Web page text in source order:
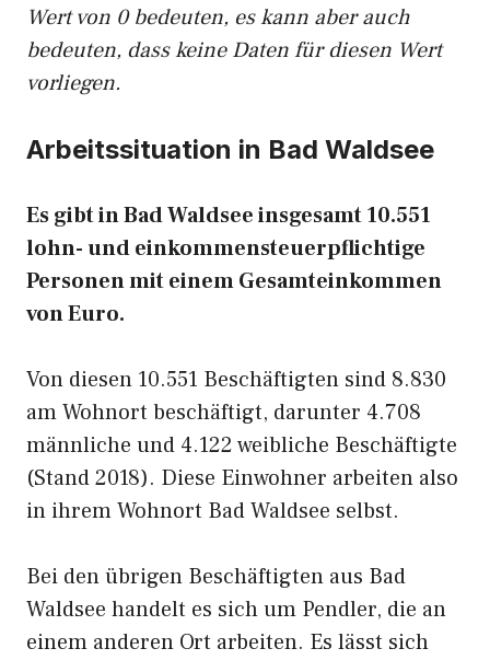
Wert von 0 bedeuten, es kann aber auch
bedeuten, dass keine Daten für diesen Wert
vorliegen.
Arbeitssituation in Bad Waldsee
Es gibt in Bad Waldsee insgesamt 10.551
lohn- und einkommensteuerpflichtige
Personen mit einem Gesamteinkommen
von Euro.
Von diesen 10.551 Beschäftigten sind 8.830
am Wohnort beschäftigt, darunter 4.708
männliche und 4.122 weibliche Beschäftigte
(Stand 2018). Diese Einwohner arbeiten also
in ihrem Wohnort Bad Waldsee selbst.
Bei den übrigen Beschäftigten aus Bad
Waldsee handelt es sich um Pendler, die an
einem anderen Ort arbeiten. Es lässt sich